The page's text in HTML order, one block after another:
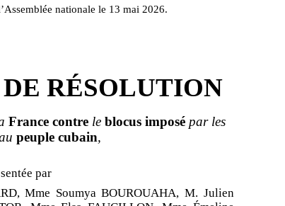
nationale le 13 mai 2026.
RÉSOLUTION
France contre le blocus imposé par les
peuple cubain,
par
Mme Soumya BOUROUAHA, M. Julien